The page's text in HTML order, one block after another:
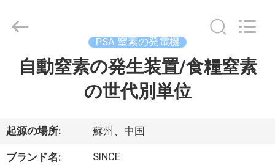
品
2026
JoShining
Technology
PSA 窒素の発電機
自動窒素の発生装置/食糧窒素
の世代別単位
起源の場所: 蘇州、中国
ブランド名: SINCE